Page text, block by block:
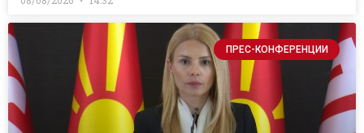
ПРЕС-КОНФЕРЕНЦИИ